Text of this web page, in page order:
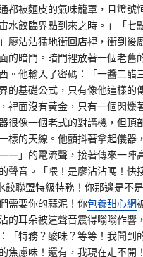
都被麵皮的氣味籠罩，且燈號
水餃臨界點到來之時。」「七
廖沾沾猛地衝回店裡，衝到後
的暗門。暗門裡放著一個老舊
。他輸入了密碼：「一醬二醋
的基礎公式，只有像他這樣的
裡面沒有黃金，只有一個閃爍
很像一個老式的對講機，但頂
樣的天線。他顫抖著拿起儀器
」的電流聲，接著傳來一陣
聲音。「喂！是廖沾沾嗎！快
餃聯盟特級特務！你那邊是不
需要你的蒜泥！你包養甜心網
的耳朵被這聲音震得嗡嗡作響
「特務？酸味？等等！我聞到
焦慮味！還有，我現在走不開